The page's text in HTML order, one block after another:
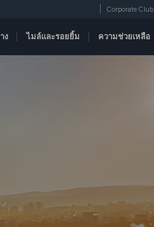
ง ไมล์และรอยยิ้ม ความช่วยเหลือ
Corporate Club